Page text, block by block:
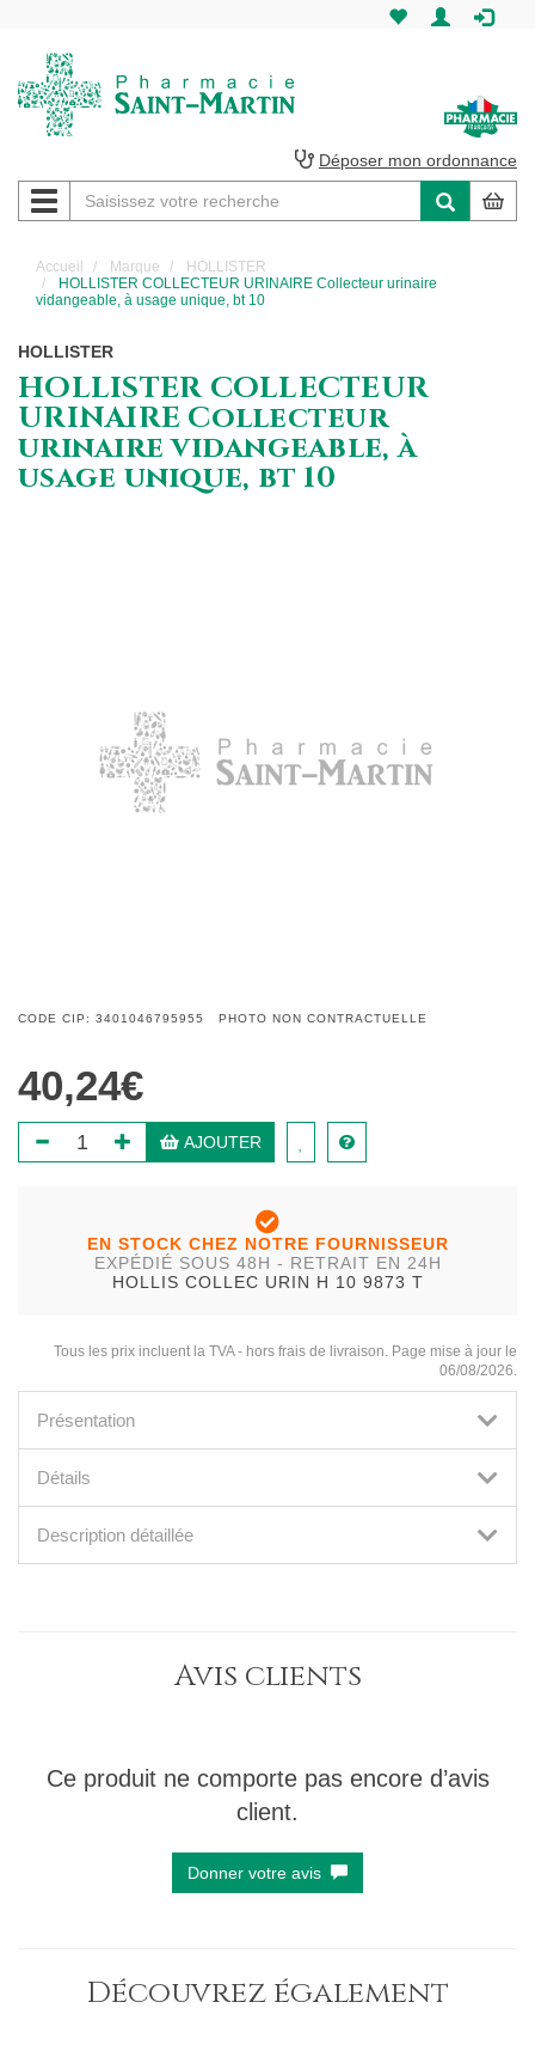
Martin
Pharmacie
Déposer mon ordonnance
Navigation
Accueil Marque
HOLLISTER
HOLLISTER COLLECTEUR URINAIRE Collecteur urinaire
vidangeable, à usage unique, bt 10
HOLLISTER
HOLLISTER COLLECTEUR
URINAIRE Collecteur
urinaire vidangeable, à
usage unique, bt 10
CODE CIP: 3401046795955 PHOTO NON CONTRACTUELLE
40,24€
AJOUTER
EN STOCK CHEZ NOTRE FOURNISSEUR
EXPÉDIÉ SOUS 48H - RETRAIT EN 24H
HOLLIS COLLEC URIN H 10 9873 T
Tous les prix incluent la TVA - hors frais de livraison. Page mise à jour le
06/08/2026.
Présentation
Détails
Description détaillée
Avis clients
Ce produit ne comporte pas encore d’avis
client.
Donner votre avis
Découvrez également